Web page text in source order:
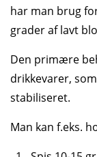
har man brug
grader af lavt
Den primære
drikkevarer,
stabiliseret.
Man kan f.eks.